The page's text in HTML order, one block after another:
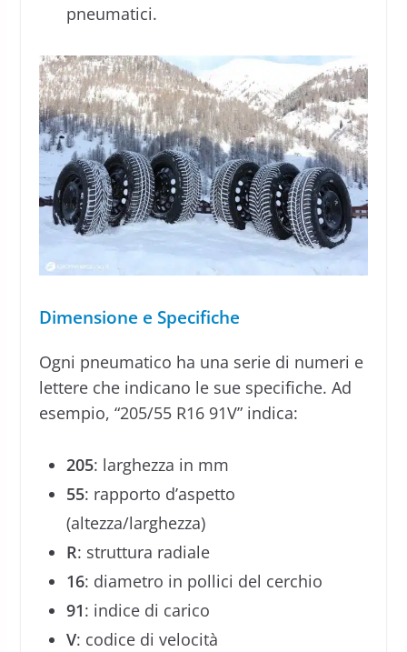
pneumatici.
Dimensione e Specifiche
Ogni pneumatico ha una serie di numeri e
lettere che indicano le sue specifiche. Ad
esempio, “205/55 R16 91V” indica:
205: larghezza in mm
55: rapporto d’aspetto
(altezza/larghezza)
R: struttura radiale
16: diametro in pollici del cerchio
91: indice di carico
V: codice di velocità